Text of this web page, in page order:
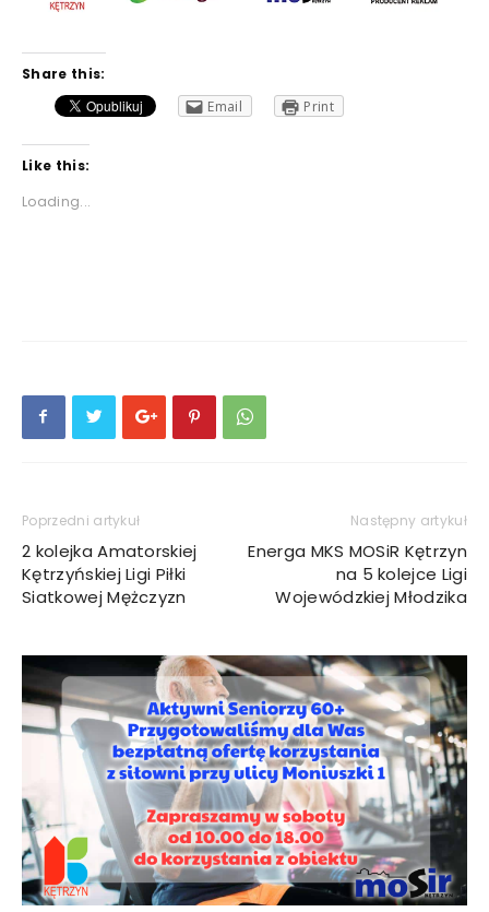
Share this:
Email
Print
Like this:
Loading...
Poprzedni artykuł
2 kolejka Amatorskiej
Kętrzyńskiej Ligi Piłki
Siatkowej Mężczyzn
Następny artykuł
Energa MKS MOSiR Kętrzyn
na 5 kolejce Ligi
Wojewódzkiej Młodzika